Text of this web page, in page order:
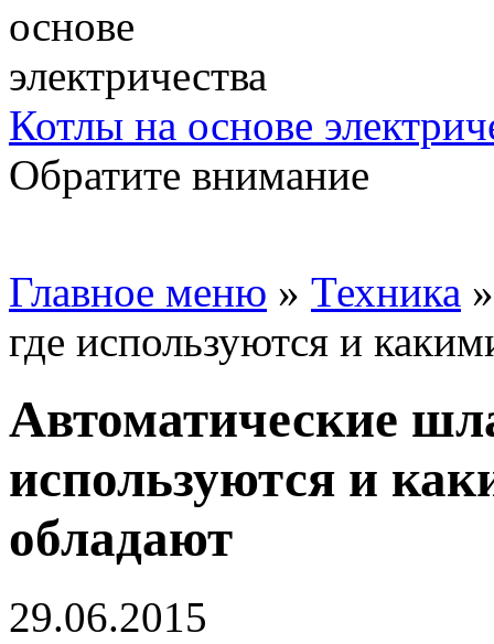
Котлы на основе
Обратите внимание
Главное меню » Техника
где используются и
Автоматические
используются и
обладают
29.06.2015